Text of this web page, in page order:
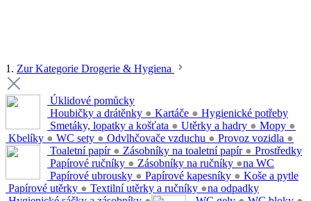
1. Zur Kategorie Drogerie & Hygiena
Úklidové pomůcky
Houbičky a drátěnky ● Kartáče ●
Smetáky, lopatky a košťata ● Utěrky a hadry ● Mopy ●
Kbelíky ● WC sety ● Odvlhčovače vzduchu ● Provoz vozidla ●
Hygienické potřeby
Toaletní papír ● Zásobníky na toaletní papír ●
Papírové ručníky ● Zásobníky na ručníky ●
Papírové ubrousky ● Papírové kapesníky ●
Papírové utěrky ● Textilní utěrky a ručníky ●
Prostředky
na WC
Koše a pytle
na odpadky